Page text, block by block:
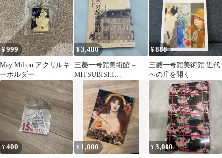
¥999
May Milton アクリルキ
ーホルダー
¥3,480
三菱一号館美術館 =
MITSUBISHI
ICHIGOKAN MUSEUM
¥888
三菱一号館美術館 近代
への扉を開く
¥400 ¥ 1,000 ¥3,080